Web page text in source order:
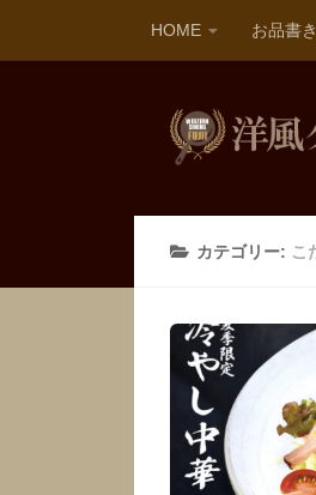
HOME お品書き
カテゴリー: こ